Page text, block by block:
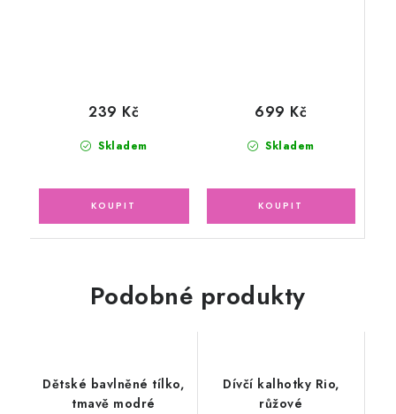
Skladem
239 Kč
Skladem
699 Kč
Podobné produkty
Dětské bavlněné tílko,
tmavě modré
Dívčí kalhotky Rio,
růžové